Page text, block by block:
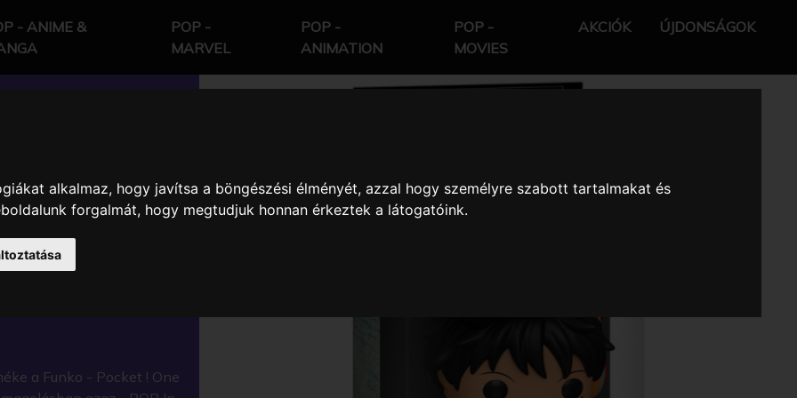
alkalmaz, hogy javítsa a böngészési élményét, azzal hogy személyre szabott tartalmakat és
forgalmát, hogy megtudjuk honnan érkeztek a látogatóink.
- ANIME &
POP -
MARVEL
POP -
ANIMATION
POP -
MOVIES
AKCIÓK ÚJDONSÁGOK
PIECE
a Funko - Pocket ! One